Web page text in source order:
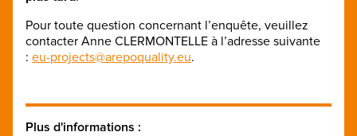
Pour toute question concernant l’enquête, veuillez
contacter Anne CLERMONTELLE à l’adresse suivante
: eu-projects@arepoquality.eu.
Plus d'informations :